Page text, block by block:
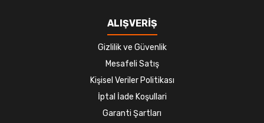
ALIŞVERİŞ
Gizlilik ve Güvenlik
Mesafeli Satış
Kişisel Veriler Politikası
İptal İade Koşullari
Garanti Şartları